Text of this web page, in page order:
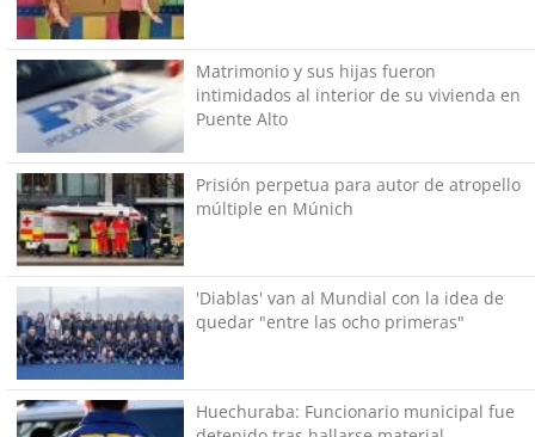
Matrimonio y sus hijas fueron
intimidados al interior de su vivienda en
Puente Alto
Prisión perpetua para autor de atropello
múltiple en Múnich
'Diablas' van al Mundial con la idea de
quedar "entre las ocho primeras"
Huechuraba: Funcionario municipal fue